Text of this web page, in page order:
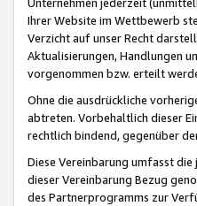
Unternehmen jederzeit
Ihrer Website im Wettbewerb
Verzicht auf unser Recht
Aktualisierungen, Handlungen
vorgenommen bzw. erteilt
Ohne die ausdrückliche
abtreten. Vorbehaltlich dieser
rechtlich bindend, gegenüber
Diese Vereinbarung umfasst
dieser Vereinbarung Bezug
des Partnerprogramms zur